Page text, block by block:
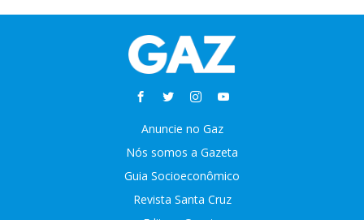
Anuncie no Gaz
Nós somos a Gazeta
Guia Socioeconômico
Revista Santa Cruz